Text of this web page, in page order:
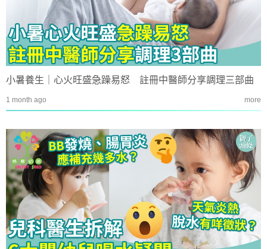
小暑養生｜心火旺盛急躁易怒 註冊中醫師分享調理三部曲
1 month ago more